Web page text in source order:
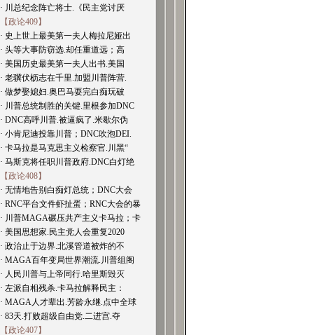
· 川总纪念阵亡将士.《民主党讨厌
【政论409】
· 史上世上最美第一夫人梅拉尼娅出
· 头等大事防窃选.却任重道远；高
· 美国历史最美第一夫人出书.美国
· 老骥伏枥志在千里.加盟川普阵营.
· 做梦娶媳妇.奥巴马耍完白痴玩破
· 川普总统制胜的关键.里根参加DNC
· DNC高呼川普.被逼疯了.米歇尔伪
· 小肯尼迪投靠川普；DNC吹泡DEI.
· 卡马拉是马克思主义检察官.川黑“
· 马斯克将任职川普政府.DNC白灯绝
【政论408】
· 无情地告别白痴灯总统；DNC大会
· RNC平台文件虾扯蛋；RNC大会的暴
· 川普MAGA碾压共产主义卡马拉；卡
· 美国思想家.民主党人会重复2020
· 政治止于边界.北溪管道被炸的不
· MAGA百年变局世界潮流.川普组阁
· 人民川普与上帝同行.哈里斯毁灭
· 左派自相残杀.卡马拉解释民主：
· MAGA人才辈出.芳龄永继.点中全球
· 83天.打败超级自由党.二进宫.夺
【政论407】